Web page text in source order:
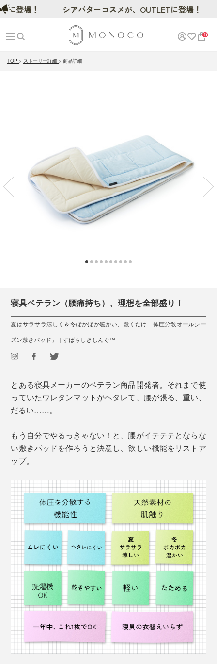
0
TOP ストーリー詳細 商品詳細
寝具ベテラン（腰痛持ち）、理想を全部盛り！
夏はサラサラ涼しく＆冬ぽかぽか暖かい、敷くだけ「体圧分散オールシー
ズン敷きパッド」｜すばらしきしんぐ™
とある寝具メーカーのベテラン商品開発者。それまで使
っていたウレタンマットがヘタレて、腰が張る、重い、
だるい……。
もう自分でやるっきゃない！と、腰がイテテテとならな
い敷きパッドを作ろうと決意し、欲しい機能をリストア
ップ。
場！ シアバターコスメが、OUTLETに登場！